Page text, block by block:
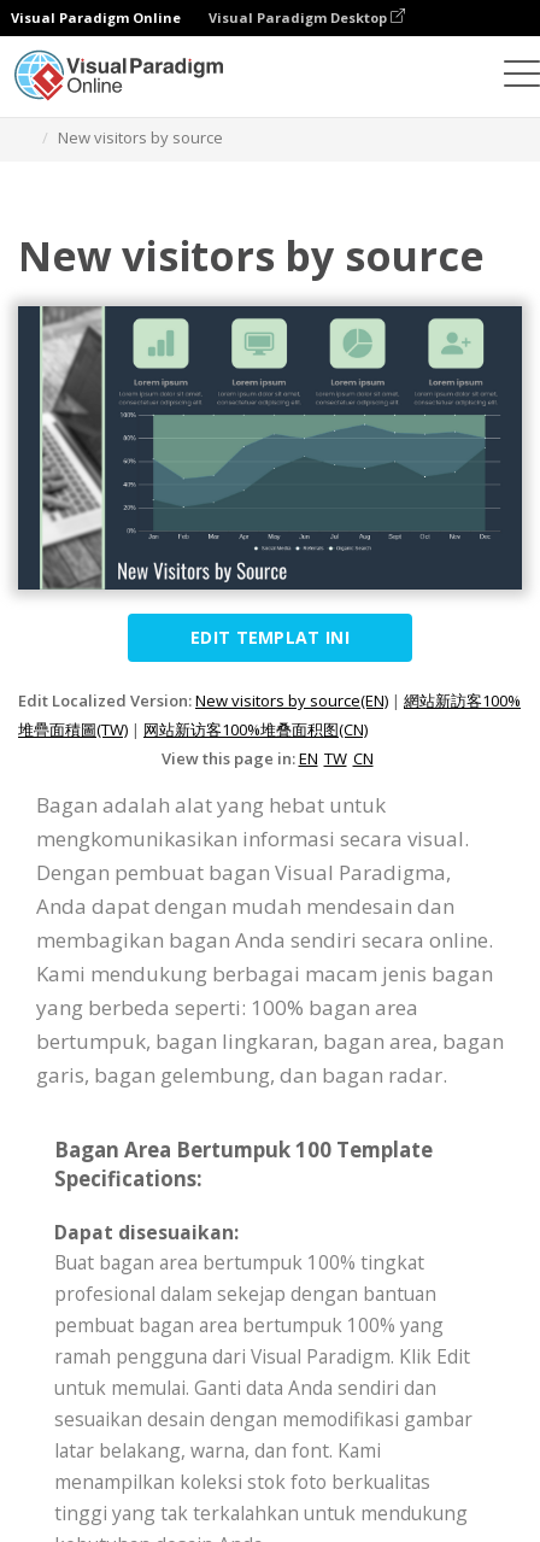
Visual Paradigm Online Visual Paradigm Desktop
New visitors by source
New visitors by source
EDIT TEMPLAT INI
Edit Localized Version:New visitors by source(EN) | 網站新訪客100%
堆疊面積圖(TW) | 网站新访客100%堆叠面积图(CN)
View this page in:EN TW CN
Bagan adalah alat yang hebat untuk
mengkomunikasikan informasi secara visual.
Dengan pembuat bagan Visual Paradigma,
Anda dapat dengan mudah mendesain dan
membagikan bagan Anda sendiri secara online.
Kami mendukung berbagai macam jenis bagan
yang berbeda seperti: 100% bagan area
bertumpuk, bagan lingkaran, bagan area, bagan
garis, bagan gelembung, dan bagan radar.
Bagan Area Bertumpuk 100 Template
Specifications:
Dapat disesuaikan:
Buat bagan area bertumpuk 100% tingkat
profesional dalam sekejap dengan bantuan
pembuat bagan area bertumpuk 100% yang
ramah pengguna dari Visual Paradigm. Klik Edit
untuk memulai. Ganti data Anda sendiri dan
sesuaikan desain dengan memodifikasi gambar
latar belakang, warna, dan font. Kami
menampilkan koleksi stok foto berkualitas
tinggi yang tak terkalahkan untuk mendukung